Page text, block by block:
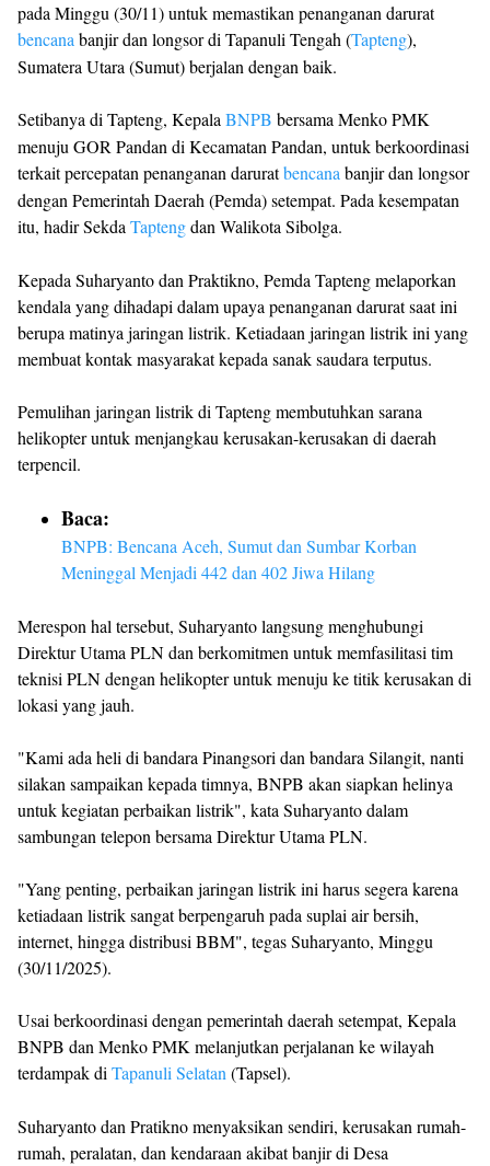
pada Minggu (30/11) untuk memastikan penanganan darurat
bencana banjir dan longsor di Tapanuli Tengah (Tapteng),
Sumatera Utara (Sumut) berjalan dengan baik.
Setibanya di Tapteng, Kepala BNPB bersama Menko PMK
menuju GOR Pandan di Kecamatan Pandan, untuk berkoordinasi
terkait percepatan penanganan daruratbencana banjir dan longsor
dengan Pemerintah Daerah (Pemda) setempat. Pada kesempatan
itu, hadir Sekda Taptengdan Walikota Sibolga.
Kepada Suharyanto dan Praktikno, Pemda Tapteng melaporkan
kendala yang dihadapi dalam upaya penanganan darurat saat ini
berupa matinya jaringan listrik. Ketiadaan jaringan listrik ini yang
membuat kontak masyarakat kepada sanak saudara terputus.
Pemulihan jaringan listrik di Tapteng membutuhkan sarana
helikopter untuk menjangkau kerusakan-kerusakan di daerah
terpencil.
Baca:
BNPB: Bencana Aceh, Sumut dan Sumbar Korban
Meninggal Menjadi 442 dan 402 Jiwa Hilang
Merespon hal tersebut, Suharyanto langsung menghubungi
Direktur Utama PLN dan berkomitmen untuk memfasilitasi tim
teknisi PLN dengan helikopter untuk menuju ke titik kerusakan di
lokasi yang jauh.
"Kami ada heli di bandara Pinangsori dan bandara Silangit, nanti
silakan sampaikan kepada timnya, BNPB akan siapkan helinya
untuk kegiatan perbaikan listrik", kata Suharyanto dalam
sambungan telepon bersama Direktur Utama PLN.
"Yang penting, perbaikan jaringan listrik ini harus segera karena
ketiadaan listrik sangat berpengaruh pada suplai air bersih,
internet, hingga distribusi BBM", tegas Suharyanto, Minggu
(30/11/2025).
Usai berkoordinasi dengan pemerintah daerah setempat, Kepala
BNPB dan Menko PMK melanjutkan perjalanan ke wilayah
terdampak di Tapanuli Selatan (Tapsel).
Suharyanto dan Pratikno menyaksikan sendiri, kerusakan rumah-
rumah, peralatan, dan kendaraan akibat banjir di Desa